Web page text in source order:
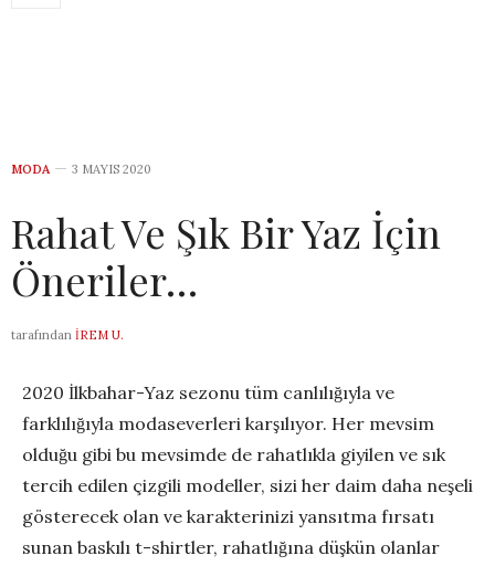
MODA 3 MAYIS 2020
Rahat Ve Şık Bir Yaz İçin
Öneriler…
tarafından İREM U.
2020 İlkbahar-Yaz sezonu tüm canlılığıyla ve
farklılığıyla modaseverleri karşılıyor. Her mevsim
olduğu gibi bu mevsimde de rahatlıkla giyilen ve sık
tercih edilen çizgili modeller, sizi her daim daha neşeli
gösterecek olan ve karakterinizi yansıtma fırsatı
sunan baskılı t-shirtler, rahatlığına düşkün olanlar